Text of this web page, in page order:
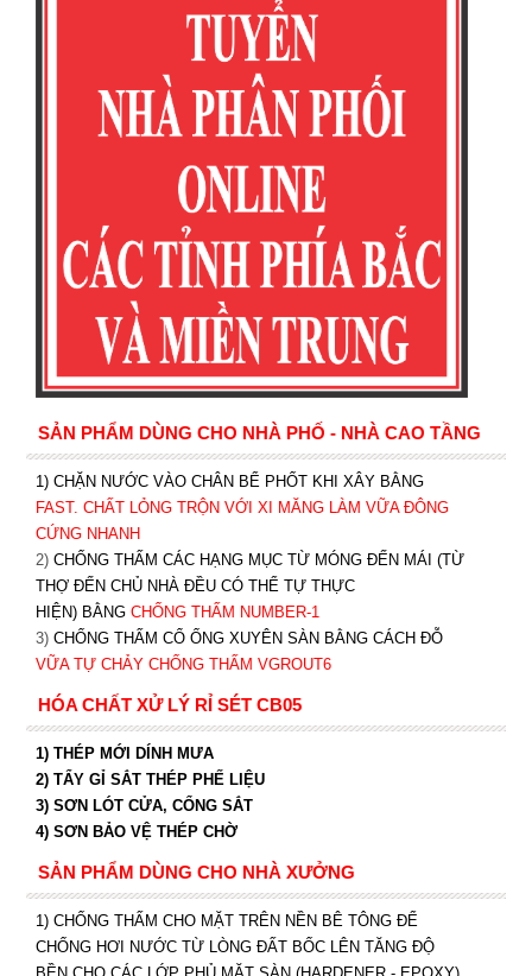
SẢN PHẨM DÙNG CHO NHÀ PHỐ - NHÀ CAO TẦNG
1) CHẶN NƯỚC VÀO CHÂN BỂ PHỐT KHI XÂY BẰNG
FAST. CHẤT LỎNG TRỘN VỚI XI MĂNG LÀM VỮA ĐÔNG
CỨNG NHANH
2) CHỐNG THẤM CÁC HẠNG MỤC TỪ MÓNG ĐẾN MÁI (TỪ
THỢ ĐẾN CHỦ NHÀ ĐỀU CÓ THỂ TỰ THỰC
HIỆN) BẰNG CHỐNG THẤM NUMBER-1
3) CHỐNG THẤM CỔ ỐNG XUYÊN SÀN BẰNG CÁCH ĐỖ
VỮA TỰ CHẢY CHỐNG THẤM VGROUT6
HÓA CHẤT XỬ LÝ RỈ SÉT CB05
1) THÉP MỚI DÍNH MƯA
2) TẨY GỈ SẮT THÉP PHẾ LIỆU
3) SƠN LÓT CỬA, CỔNG SẮT
4) SƠN BẢO VỆ THÉP CHỜ
SẢN PHẨM DÙNG CHO NHÀ XƯỞNG
1) CHỐNG THẤM CHO MẶT TRÊN NỀN BÊ TÔNG ĐỂ
CHỐNG HƠI NƯỚC TỪ LÒNG ĐẤT BỐC LÊN TĂNG ĐỘ